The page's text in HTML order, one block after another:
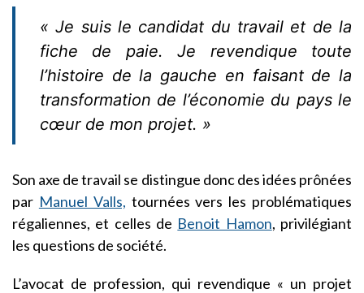
« Je suis le candidat du travail et de la
fiche de paie. Je revendique toute
l’histoire de la gauche en faisant de la
transformation de l’économie du pays le
cœur de mon projet. »
Son axe de travail se distingue donc des idées prônées
par Manuel Valls, tournées vers les problématiques
régaliennes, et celles de Benoit Hamon, privilégiant
les questions de société.
L’avocat de profession, qui revendique « un projet